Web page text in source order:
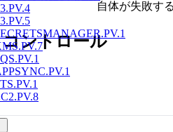
自体が失敗す
コントロール